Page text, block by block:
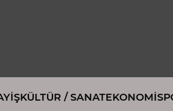
KÜLTÜR / SANATEKONOMI